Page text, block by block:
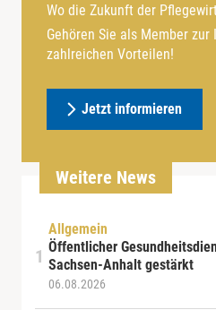
Wo die Zukunft der
Gehören Sie als Member
zahlreichen Vorteilen!
Jetzt informieren
Weitere News
Allgemein
Öffentlicher
Sachsen-Anhalt gestärkt
06.08.2026